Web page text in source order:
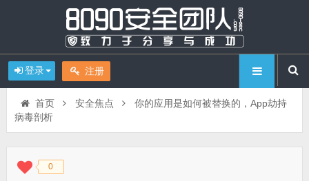
登录 注册
首页 安全焦点
你的应用是如何被替换的，App劫持
病毒剖析
◆◆ 0